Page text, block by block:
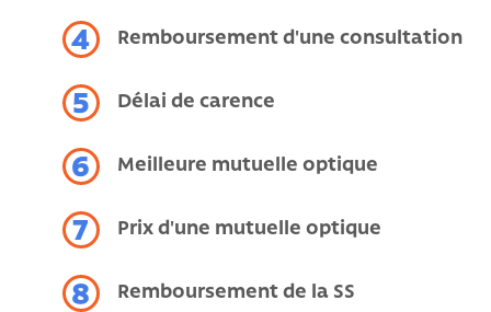
4 Remboursement d'une consultation
5 Délai de carence
6 Meilleure mutuelle optique
7 Prix d'une mutuelle optique
8 Remboursement de la SS